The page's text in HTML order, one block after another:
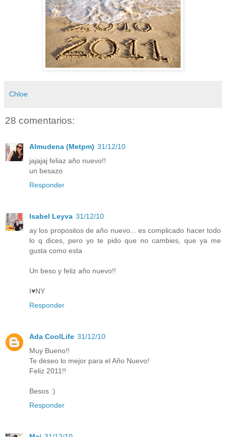
Chloe
28 comentarios:
Almudena (Metpm) 31/12/10
jajajaj feliaz año nuevo!!
un besazo
Responder
Isabel Leyva 31/12/10
ay los propositos de año nuevo... es complicado hacer todo
lo q dices, pero yo te pido que no cambies, que ya me
gusta como esta
Un beso y feliz año nuevo!!
I♥NY
Responder
Ada CoolLife 31/12/10
Muy Bueno!!
Te deseo lo mejor para el Año Nuevo!
Feliz 2011!!
Besos :)
Responder